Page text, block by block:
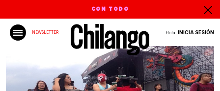
CON TODO
NEWSLETTER Hola, INICIA SESIÓN